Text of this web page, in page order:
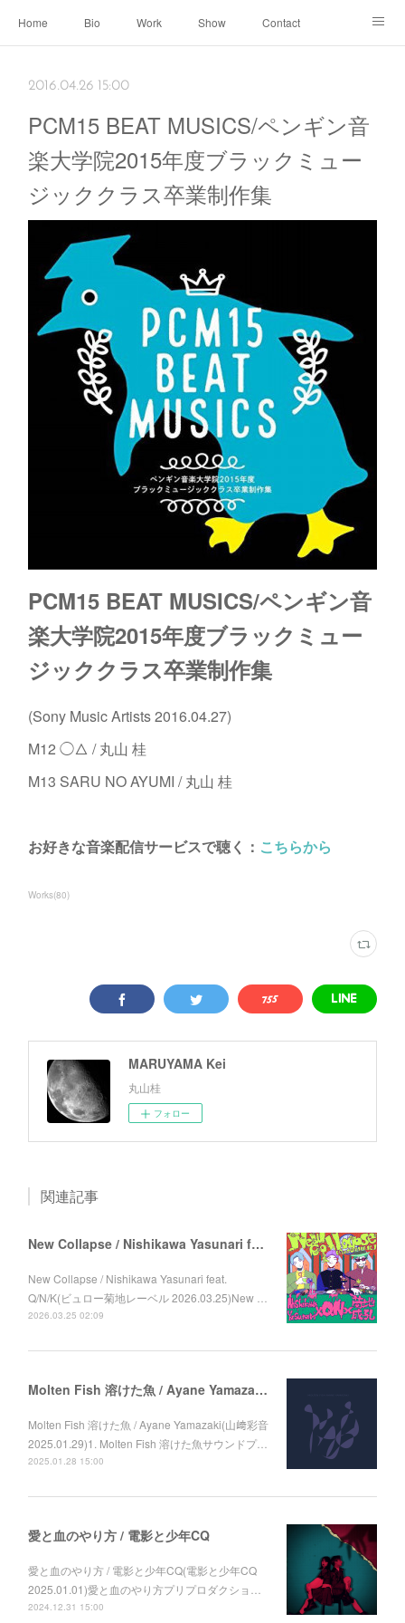
Home Bio Work Show Contact
2016.04.26 15:00
PCM15 BEAT MUSICS/ペンギン音
楽大学院2015年度ブラックミュー
ジッククラス卒業制作集
PCM15 BEAT MUSICS/ペンギン音
楽大学院2015年度ブラックミュー
ジッククラス卒業制作集
(Sony Music Artists 2016.04.27)
M12 ◯△ / 丸山 桂
M13 SARU NO AYUMI / 丸山 桂
お好きな音楽配信サービスで聴く： こちらから
Works(80)
MARUYAMA Kei
丸山桂
フォロー
関連記事
New Collapse / Nishikawa Yasunari feat. Q/N/K
New Collapse / Nishikawa Yasunari feat.
Q/N/K(ビュロー菊地レーベル 2026.03.25)New …
2026.03.25 02:09
Molten Fish 溶けた魚 / Ayane Yamazaki (山﨑彩音)
Molten Fish 溶けた魚 / Ayane Yamazaki(山﨑彩音
2025.01.29)1. Molten Fish 溶けた魚サウンドプ…
2025.01.28 15:00
愛と血のやり方 / 電影と少年CQ
愛と血のやり方 / 電影と少年CQ(電影と少年CQ
2025.01.01)愛と血のやり方プリプロダクショ…
2024.12.31 15:00